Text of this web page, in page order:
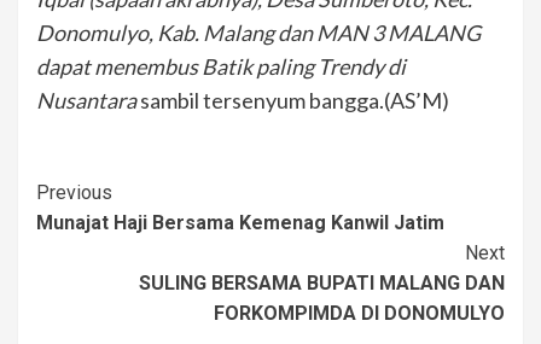
Donomulyo, Kab. Malang dan MAN 3 MALANG
dapat menembus Batik paling Trendy di
Nusantarasambil tersenyum bangga.(AS’M)
Post
Navigation
Previous
Munajat Haji Bersama Kemenag Kanwil Jatim
Next
SULING BERSAMA BUPATI MALANG DAN
FORKOMPIMDA DI DONOMULYO